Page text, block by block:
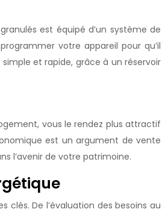
est équipé d’un système de
votre appareil pour qu’il
et rapide, grâce à un réservoir
vous le rendez plus attractif
est un argument de vente
l’avenir de votre patrimoine.
De l’évaluation des besoins au